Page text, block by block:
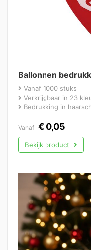
Ballonnen
Vanaf 1000 stuks
Verkrijgbaar in 23
Bedrukking in
Vanaf € 0,05
Bekijk product